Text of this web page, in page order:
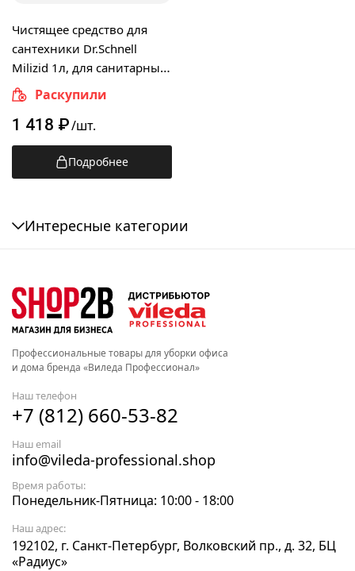
Чистящее средство для
сантехники Dr.Schnell
Milizid 1л, для санитарных
зон, 30004, 143387
Раскупили
1 418 ₽/шт.
Подробнее
Интересные категории
Профессиональные товары для уборки офиса
и дома бренда «Виледа Профессионал»
Наш телефон
+7 (812) 660-53-82
Наш email
info@vileda-professional.shop
Время работы:
Понедельник-Пятница: 10:00 - 18:00
Наш адрес:
192102, г. Санкт-Петербург, Волковский пр., д. 32, БЦ
«Радиус»